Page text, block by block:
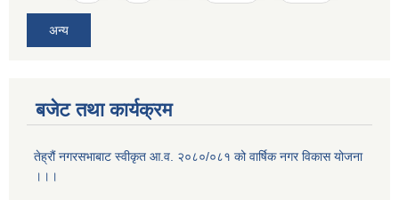
अन्य
बजेट तथा कार्यक्रम
तेह्रौं नगरसभाबाट स्वीकृत आ‍.व. २०८०/०८१ को वार्षिक नगर विकास योजना
।।।